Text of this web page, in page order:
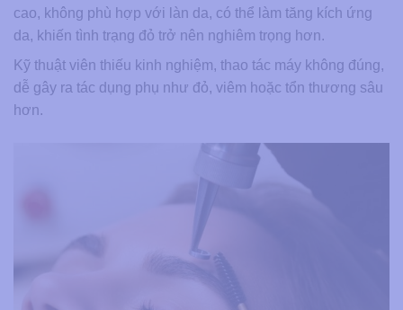
cao, không phù hợp với làn da, có thể làm tăng kích ứng
da, khiến tình trạng đỏ trở nên nghiêm trọng hơn.
Kỹ thuật viên thiếu kinh nghiệm, thao tác máy không đúng,
dễ gây ra tác dụng phụ như đỏ, viêm hoặc tổn thương sâu
hơn.